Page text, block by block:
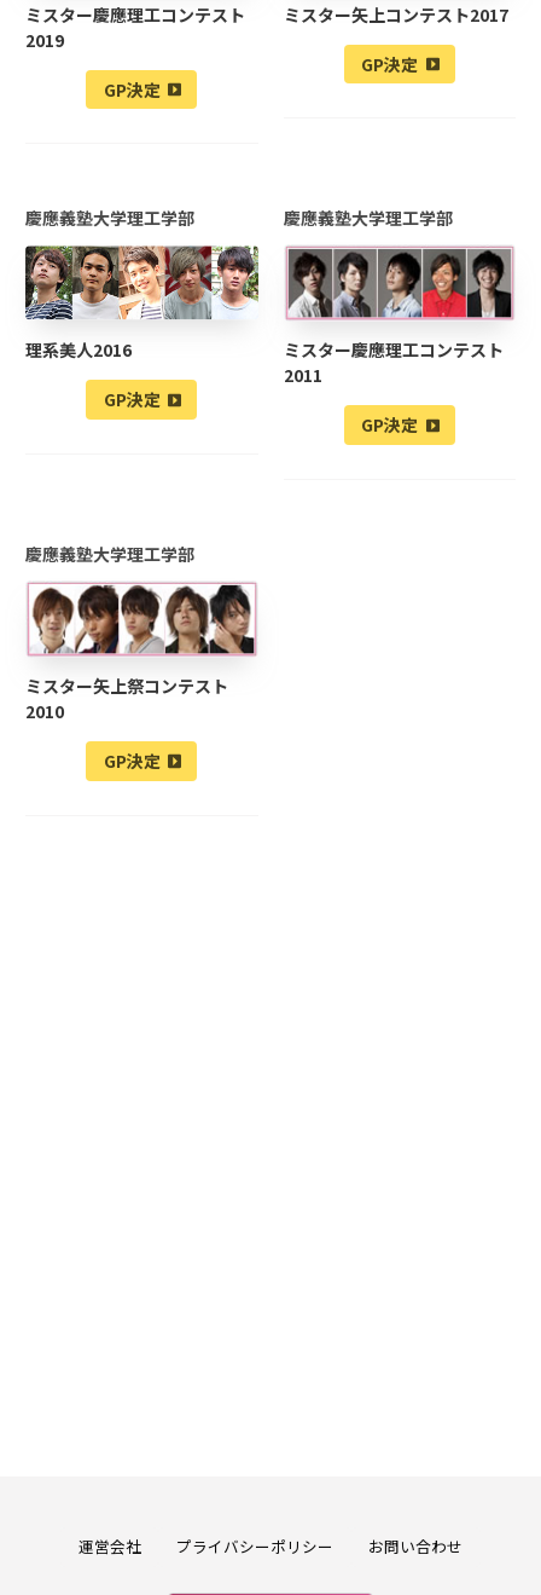
ミスター慶應理工コンテスト
2019
GP決定
ミスター矢上コンテスト2017
GP決定
慶應義塾大学理工学部
理系美人2016
GP決定
慶應義塾大学理工学部
ミスター慶應理工コンテスト
2011
GP決定
慶應義塾大学理工学部
ミスター矢上祭コンテスト
2010
GP決定
運営会社 プライバシーポリシー お問い合わせ